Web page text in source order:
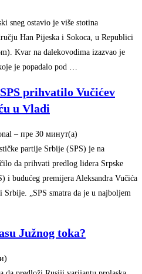
sneg ostavio je više stotina
Han Pijeska i Sokoca, u Republici
Kvar na dalekovodima izazvao je
je popadalo pod …
prihvatilo Vučićev
u Vladi
– ‎пре 30 минут(а)‎
partije Srbije (SPS) je na
da prihvati predlog lidera Srpske
i budućeg premijera Aleksandra Vučića
Srbije. „SPS smatra da je u najboljem
Južnog toka?